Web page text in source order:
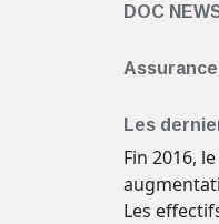
DOC
Les
Fin 2016,
Les